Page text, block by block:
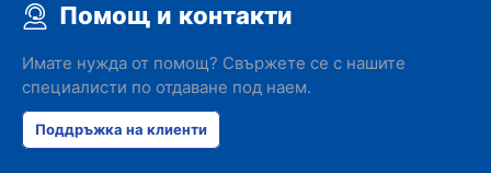
Помощ и контакти
Имате нужда от помощ? Свържете се с нашите
специалисти по отдаване под наем.
Поддръжка на клиенти